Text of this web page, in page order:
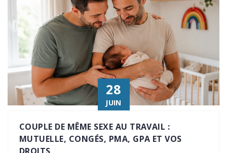
28
JUIN
COUPLE DE MÊME SEXE AU TRAVAIL :
MUTUELLE, CONGÉS, PMA, GPA ET VOS